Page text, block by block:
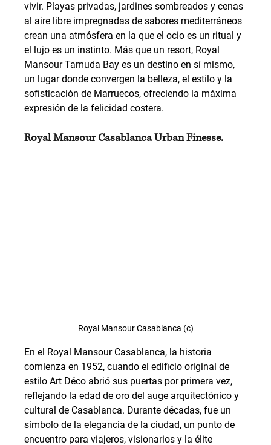
vivir. Playas privadas, jardines sombreados y cenas
al aire libre impregnadas de sabores mediterráneos
crean una atmósfera en la que el ocio es un ritual y
el lujo es un instinto. Más que un resort, Royal
Mansour Tamuda Bay es un destino en sí mismo,
un lugar donde convergen la belleza, el estilo y la
sofisticación de Marruecos, ofreciendo la máxima
expresión de la felicidad costera.
Royal Mansour Casablanca Urban Finesse.
Royal Mansour Casablanca (c)
En el Royal Mansour Casablanca, la historia
comienza en 1952, cuando el edificio original de
estilo Art Déco abrió sus puertas por primera vez,
reflejando la edad de oro del auge arquitectónico y
cultural de Casablanca. Durante décadas, fue un
símbolo de la elegancia de la ciudad, un punto de
encuentro para viajeros, visionarios y la élite